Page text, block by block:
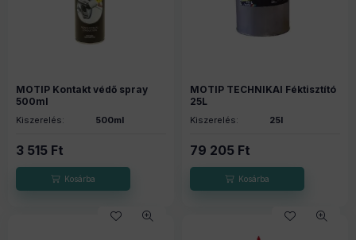
MOTIP Kontakt védő spray
500ml
Kiszerelés: 500ml
3 515 Ft
MOTIP TECHNIKAI Féktisztító
25L
Kiszerelés: 25l
79 205 Ft